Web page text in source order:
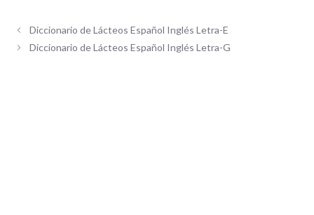
Diccionario de Lácteos Español Inglés Letra-E
Diccionario de Lácteos Español Inglés Letra-G